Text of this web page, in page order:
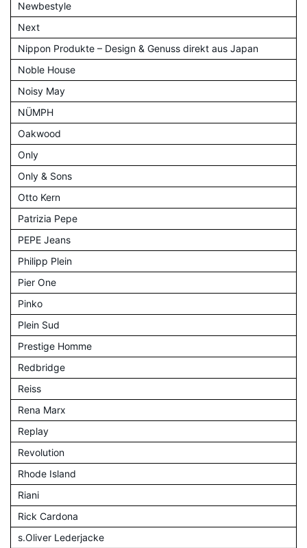
Newbestyle
Next
Nippon Produkte – Design & Genuss direkt aus Japan
Noble House
Noisy May
NÜMPH
Oakwood
Only
Only & Sons
Otto Kern
Patrizia Pepe
PEPE Jeans
Philipp Plein
Pier One
Pinko
Plein Sud
Prestige Homme
Redbridge
Reiss
Rena Marx
Replay
Revolution
Rhode Island
Riani
Rick Cardona
s.Oliver Lederjacke